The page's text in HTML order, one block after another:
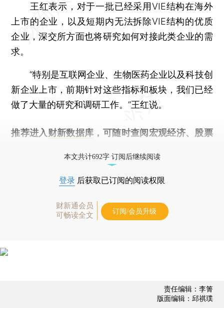
王红表示，对于一批已经采用VIE结构在海外
上市的企业，以及短期内无法拆除VIE结构的优质
企业，深交所方面也将研究如何对接此类企业的需
求。
“特别是互联网企业、生物医药企业以及科技创
新企业上市，前期针对这些指标和板块，我们已经
做了大量的研究和调研工作。”王红说。
推荐进入 财新数据库 ，可随时查阅宏观经济、股票
本文共计692字 订阅后继续阅读
登录 后获取已订阅的阅读权限
财新通会员
可畅读全文
订阅/会员升级
责任编辑：李箐
版面编辑：邱祺璞